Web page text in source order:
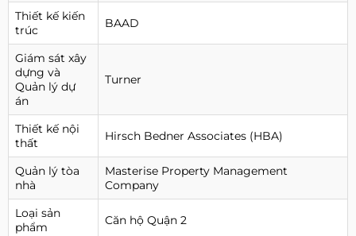
Thiết kế kiến
trúc
BAAD
Giám sát xây
dựng và
Quản lý dự
án
Turner
Thiết kế nội
thất
Hirsch Bedner Associates (HBA)
Quản lý tòa
nhà
Masterise Property Management
Company
Loại sản
phẩm
Căn hộ Quận 2